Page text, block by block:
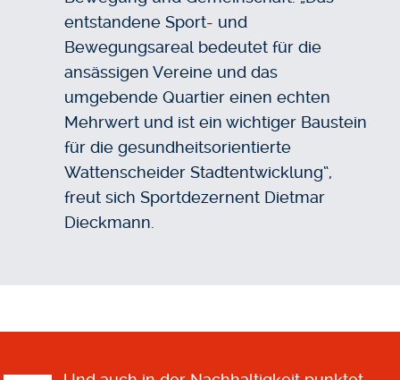
entstandene Sport- und
Bewegungsareal bedeutet für die
ansässigen Vereine und das
umgebende Quartier einen echten
Mehrwert und ist ein wichtiger Baustein
für die gesundheitsorientierte
Wattenscheider Stadtentwicklung“,
freut sich Sportdezernent Dietmar
Dieckmann.